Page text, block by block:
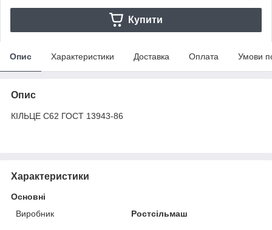
Купити
Опис Характеристики Доставка Оплата Умови
Опис
КІЛЬЦЕ С62 ГОСТ 13943-86
Характеристики
Основні
Виробник
Ростсільмаш